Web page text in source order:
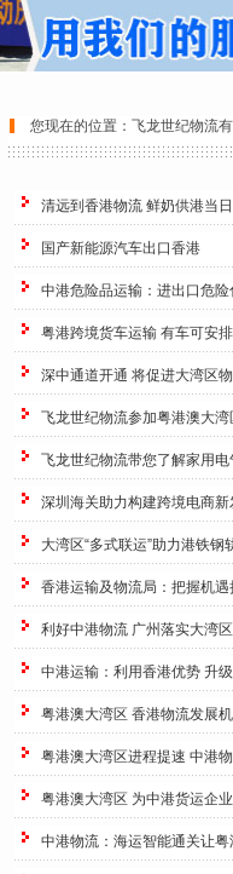
您现在的位置： 飞龙世纪物流
清远到香港物流 鲜奶供港当
国产新能源汽车出口香港
中港危险品运输：进出口危
粤港跨境货车运输 有车可安排
深中通道开通 将促进大湾区
飞龙世纪物流参加粤港澳大
飞龙世纪物流带您了解家用
深圳海关助力构建跨境电商新
大湾区“多式联运”助力港铁钢
香港运输及物流局：把握机
利好中港物流 广州落实大湾
中港运输：利用香港优势 升
粤港澳大湾区 香港物流发展
粤港澳大湾区进程提速 中港
粤港澳大湾区 为中港货运企
中港物流：海运智能通关让